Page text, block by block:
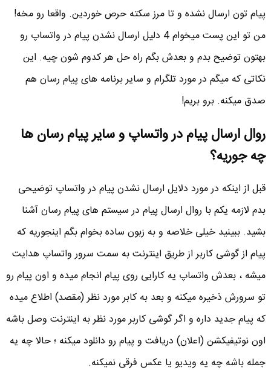
پیام تون ارسال نشده و تا مرز سکته حرص خوردین. واقعا رو مخه!
من تو این پست میخوام 4 دلیل ارسال نشدن پیام در واتساپ رو
بهتون توضیح بدم و بعدش بگم راه حل هر کدوم شون چیه. این
نکاتی که میگم در مورد تلگرام و سایر برنامه های پیام رسان هم
صدق میکنه. برو بریم!
روال ارسال پیام در واتساپ و سایر پیام رسان ها
چه جوریه؟
قبل از اینکه در مورد دلایل ارسال نشدن پیام در واتساپ توضیحی
بدم لازمه یکم با روال ارسال پیام در سیستم های پیام رسان آشنا
بشید. ببینید خیلی خلاصه و به زبون ساده بخوام بگم اینجوریه که
پیام از گوشی کاربر از طریق اینترنت به سمت سرور واتساپ هدایت
میشه ، بعدش واتساپ یه کارایی روی پیام انجام میده و اون پیام رو
تو سرورش ذخیره میکنه و بعد به کابر مورد نظر (مقصد) اطلاع میده
که پیام جدید داره و اگر گوشی کاربر مورد نظر به اینترنت وصل باشه
اون نوتیفیکشن (اعلان) دریافت و پیام رو دانلود میکنه ؛ حالا چه یه
جمله باشه چه یه ویدیو یا عکس فرقی نمیکنه.